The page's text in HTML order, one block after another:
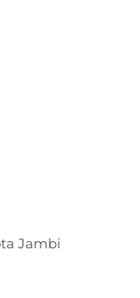
Jambi